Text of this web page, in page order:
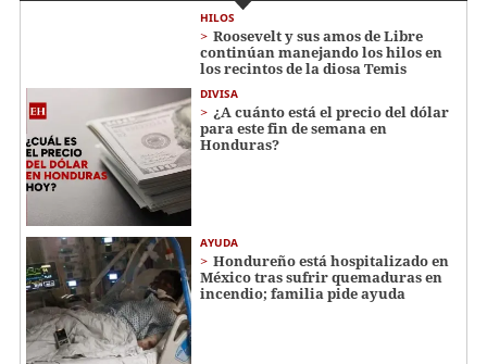
HILOS
Roosevelt y sus amos de Libre
continúan manejando los hilos en
los recintos de la diosa Temis
DIVISA
¿A cuánto está el precio del dólar
para este fin de semana en
Honduras?
AYUDA
Hondureño está hospitalizado en
México tras sufrir quemaduras en
incendio; familia pide ayuda